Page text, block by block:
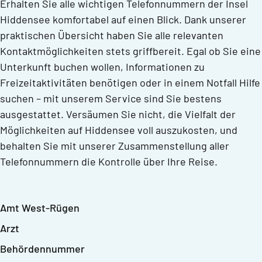
Erhalten Sie alle wichtigen Telefonnummern der Insel
Hiddensee komfortabel auf einen Blick. Dank unserer
praktischen Übersicht haben Sie alle relevanten
Kontaktmöglichkeiten stets griffbereit. Egal ob Sie eine
Unterkunft buchen wollen, Informationen zu
Freizeitaktivitäten benötigen oder in einem Notfall Hilfe
suchen – mit unserem Service sind Sie bestens
ausgestattet. Versäumen Sie nicht, die Vielfalt der
Möglichkeiten auf Hiddensee voll auszukosten, und
behalten Sie mit unserer Zusammenstellung aller
Telefonnummern die Kontrolle über Ihre Reise.
Amt West-Rügen
Dorfplatz 2
18573 Samtens Rügen
Arzt
Arztpraxis Vitte
Behördennummer